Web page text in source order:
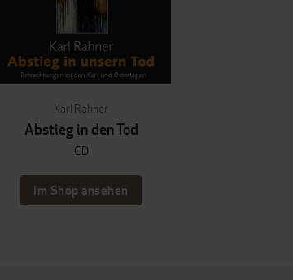
Karl Rahner
Abstieg in den Tod
CD
Im Shop ansehen